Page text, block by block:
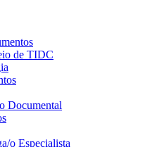
de TIDC
Documental
o Especialista